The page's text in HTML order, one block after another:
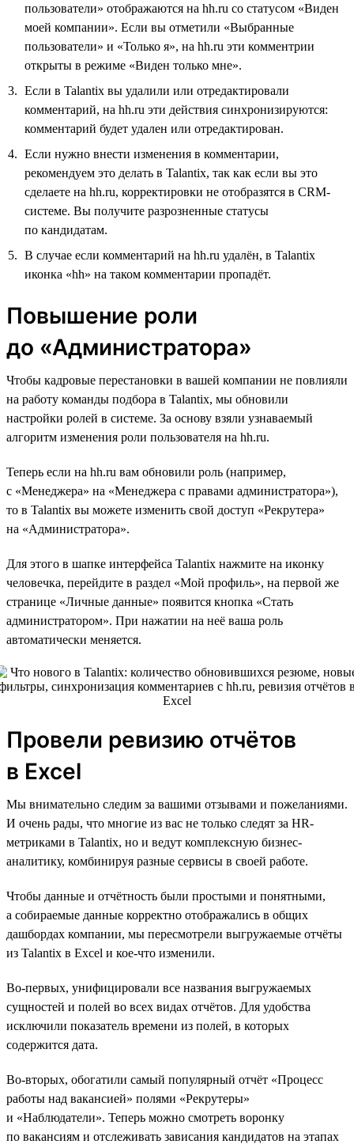
пользователи» отображаются на hh.ru со статусом «Виден
моей компании». Если вы отметили «Выбранные
пользователи» и «Только я», на hh.ru эти комментрии
открыты в режиме «Виден только мне».
Если в Talantix вы удалили или отредактировали
комментарий, на hh.ru эти действия синхронизируются:
комментарий будет удален или отредактирован.
Если нужно внести изменения в комментарии,
рекомендуем это делать в Talantix, так как если вы это
сделаете на hh.ru, корректировки не отобразятся в CRM-
системе. Вы получите разрозненные статусы
по кандидатам.
В случае если комментарий на hh.ru удалён, в Talantix
иконка «hh» на таком комментарии пропадёт.
Повышение роли
до «Администратора»
Чтобы кадровые перестановки в вашей компании не повлияли
на работу команды подбора в Talantix, мы обновили
настройки ролей в системе. За основу взяли узнаваемый
алгоритм изменения роли пользователя на hh.ru.
Теперь если на hh.ru вам обновили роль (например,
с «Менеджера» на «Менеджера с правами администратора»),
то в Talantix вы можете изменить свой доступ «Рекрутера»
на «Администратора».
Для этого в шапке интерфейса Talantix нажмите на иконку
человечка, перейдите в раздел «Мой профиль», на первой же
странице «Личные данные» появится кнопка «Стать
администратором». При нажатии на неё ваша роль
автоматически меняется.
Провели ревизию отчётов
в Excel
Мы внимательно следим за вашими отзывами и пожеланиями.
И очень рады, что многие из вас не только следят за HR-
метриками в Talantix, но и ведут комплексную бизнес-
аналитику, комбинируя разные сервисы в своей работе.
Чтобы данные и отчётность были простыми и понятными,
а собираемые данные корректно отображались в общих
дашбордах компании, мы пересмотрели выгружаемые отчёты
из Talantix в Excel и кое-что изменили.
Во-первых, унифицировали все названия выгружаемых
сущностей и полей во всех видах отчётов. Для удобства
исключили показатель времени из полей, в которых
содержится дата.
Во-вторых, обогатили самый популярный отчёт «Процесс
работы над вакансией» полями «Рекрутеры»
и «Наблюдатели». Теперь можно смотреть воронку
по вакансиям и отслеживать зависания кандидатов на этапах